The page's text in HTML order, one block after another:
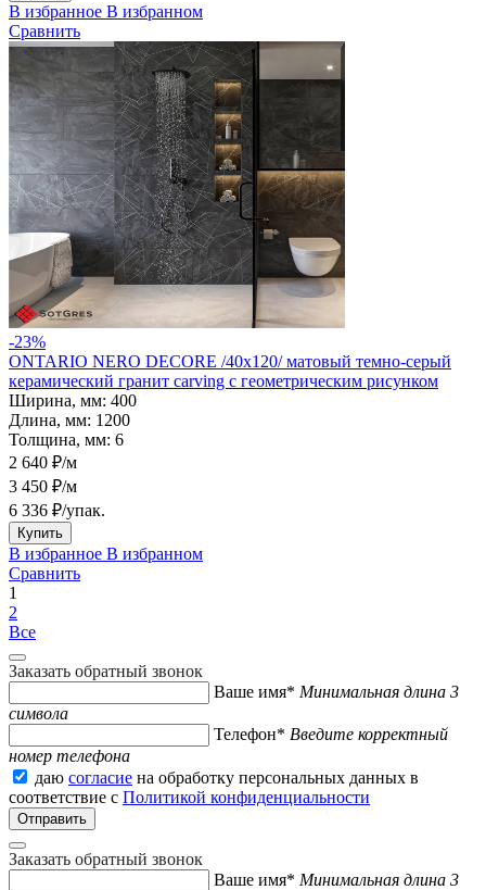
В избранное В избранном
Сравнить
-23%
ONTARIO NERO DECORE /40х120/ матовый темно-серый
керамический гранит carving с геометрическим рисунком
Ширина, мм: 400
Длина, мм: 1200
Толщина, мм: 6
2 640 ₽/м
3 450 ₽/м
6 336 ₽/упак.
Купить
В избранное В избранном
Сравнить
1
2
Все
Заказать обратный звонок
Ваше имя* Минимальная длина 3
символа
Телефон* Введите корректный
номер телефона
даю согласие на обработку персональных данных в
соответствие с Политикой конфиденциальности
Заказать обратный звонок
Ваше имя* Минимальная длина 3